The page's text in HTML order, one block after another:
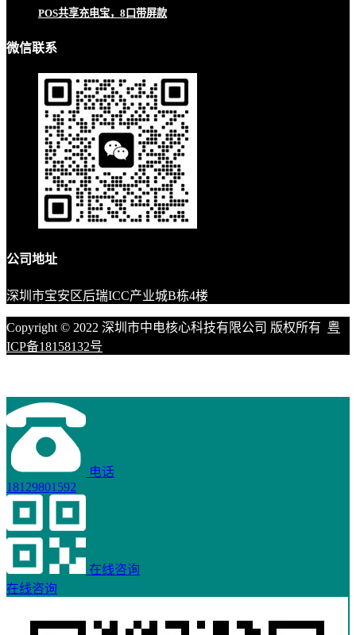
POS共享充电宝，8口带屏款
微信联系
公司地址
深圳市宝安区后瑞ICC产业城B栋4楼
Copyright © 2022 深圳市中电核心科技有限公司 版权所有 粤
ICP备18158132号
电话
18129801592
在线咨询
在线咨询